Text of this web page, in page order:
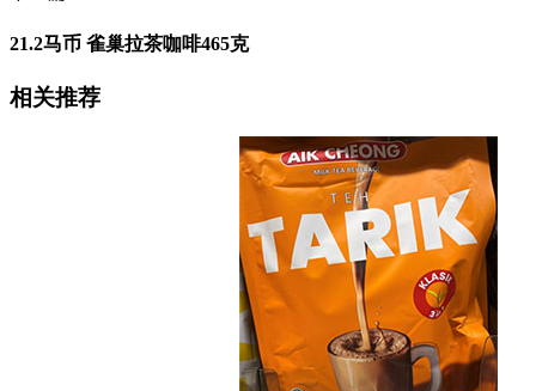
21.2马币 雀巢拉茶咖啡465克
相关推荐